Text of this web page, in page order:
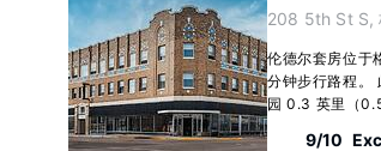
208 5th St S,
伦德尔套房位于
分钟步行路程。
园 0.3 英里（
9/10